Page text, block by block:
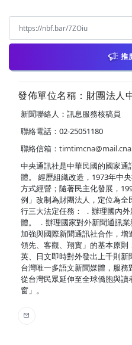
推
發佈單位名稱：財團法人
新聞聯絡人：訊息服務核稿員
聯絡電話：02-25051180
聯絡信箱：
中央通訊社是中華民國的國家
體。 經歷組織改造，1973年中
方式經營；隨著民主化發展，
例」改制為財團法人，定位為
行三大法定任務： ．辦理國內
體。 ．辦理國家對外新聞通訊
加強與國際新聞通訊社合作，增
領先、客觀、翔實」的基本原則
英、日文即時對外發出上千則
台灣唯一多語文新聞媒體，服務
從台灣民眾延伸至全球僑胞與
窗」。